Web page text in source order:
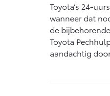
Toyota’s 24-
wanneer dat
de
Toyota
aandachtig